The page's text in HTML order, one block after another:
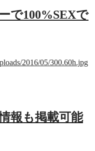
で100%SEXで
2016/05/300.60h.jpg
報も掲載可能